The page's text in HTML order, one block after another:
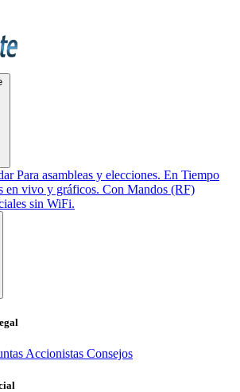
Para asambleas y elecciones. En Tiempo
en vivo y gráficos. Con Mandos (RF)
sin WiFi.
Accionistas Consejos